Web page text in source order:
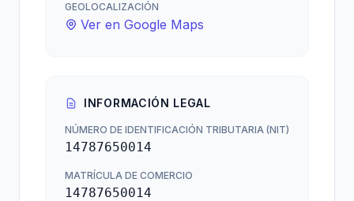
GEOLOCALIZACIÓN
Ver en Google Maps
INFORMACIÓN LEGAL
NÚMERO DE IDENTIFICACIÓN TRIBUTARIA (NIT)
14787650014
MATRÍCULA DE COMERCIO
14787650014